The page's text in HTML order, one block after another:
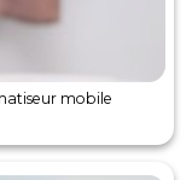
mobile